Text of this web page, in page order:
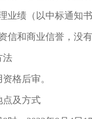
业绩（以中标通知
信和商业信誉，没
法
格后审。
及方式